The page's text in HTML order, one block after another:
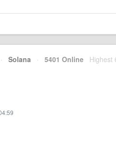
· Solana · 5401 Online Highest